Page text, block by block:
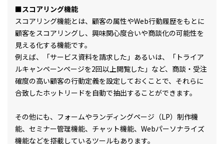
■スコアリング機能
スコアリング機能とは、顧客の属性やWeb行動履歴をもとに
顧客をスコアリングし、興味関心度合いや商談化の可能性を
見える化する機能です。
例えば、「サービス資料を請求した」あるいは、「トライア
ルキャンペーンページを2回以上閲覧した」など、商談・受注
確度の高い顧客の行動定義を設定しておくことで、それらに
合致したホットリードを自動で抽出することができます。
その他にも、フォームやランディングページ（LP）制作機
能、セミナー管理機能、チャット機能、Webパーソナライズ
機能などを搭載しているツールもあります。